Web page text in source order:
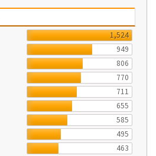
1,524
949
806
770
711
655
585
495
463